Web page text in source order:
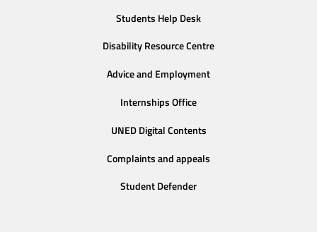
Students Help Desk
Disability Resource Centre
Advice and Employment
Internships Office
UNED Digital Contents
Complaints and appeals
Student Defender